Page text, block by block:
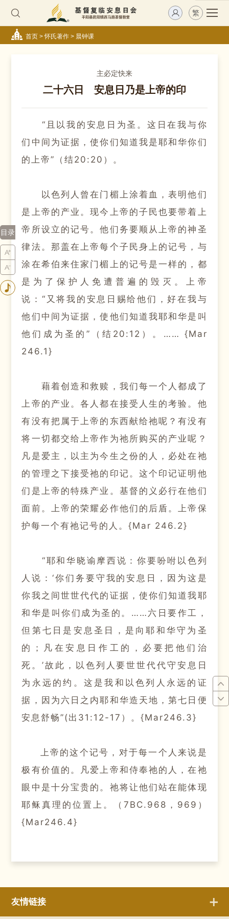
繁
首页>怀氏著作> 晨钟课
主必定快来
二十六日 安息日乃是上帝的印
“且以我的安息日为圣。 这日在我与你
们中间为证据，使你们知道我是耶和华你们
的上帝”（结20:20）。
以色列人曾在门楣上涂着血，表明他们
是上帝的产业。现今上帝的子民也要带着上
帝所设立的记号。他们务要顺从上帝的神圣
律法。 那盖在上帝每个子民身上的记号，与
涂在希伯来住家门楣上的记号是一样的，都
是为了保护人免遭普遍的毁灭。 上帝
说： “又将我的安息日赐给他们，好在我与
他们中间为证据，使他们知道我耶和华是叫
他们成为圣的”（结20:12）。 …… {Mar
246.1}
藉着创造和救赎，我们每一个人都成了
上帝的产业。各人都在接受人生的考验。 他
有没有把属于上帝的东西献给祂呢？有没有
将一切都交给上帝作为祂所购买的产业呢？
凡是爱主，以主为今生之份的人，必处在祂
的管理之下接受祂的印记。 这个印记证明他
们是上帝的特殊产业。 基督的义必行在他们
面前。 上帝的荣耀必作他们的后盾。上帝保
护每一个有祂记号的人。{Mar 246.2}
“耶和华晓谕摩西说：你要吩咐以色列
人说：‘你们务要守我的安息日，因为这是
你我之间世世代代的证据，使你们知道我耶
和华是叫你们成为圣的。 ……六日要作工，
但第七日是安息圣日，是向耶和华守为圣
的；
凡在安息日作工的，必要把他们治
死。’故此，以色列人要世世代代守安息日
为永远的约。 这是我和以色列人永远的证
据，因为六日之内耶和华造天地，第七日便
安息舒畅”(出31:12-17）。{Mar246.3}
上帝的这个记号，对于每一个人来说是
极有价值的。 凡爱上帝和侍奉祂的人，在祂
眼中是十分宝贵的。 祂将让他们站在能体现
耶稣真理的位置上。
（7BC.968，969）
{Mar246.4}
目录
友情链接